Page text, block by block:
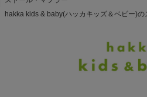
hakka kids & baby(ハッカキッズ＆ベビー)